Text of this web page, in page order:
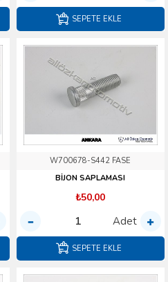
SEPETE EKLE
W700678-S442 FASE
BİJON SAPLAMASI
₺50,00
Adet
SEPETE EKLE